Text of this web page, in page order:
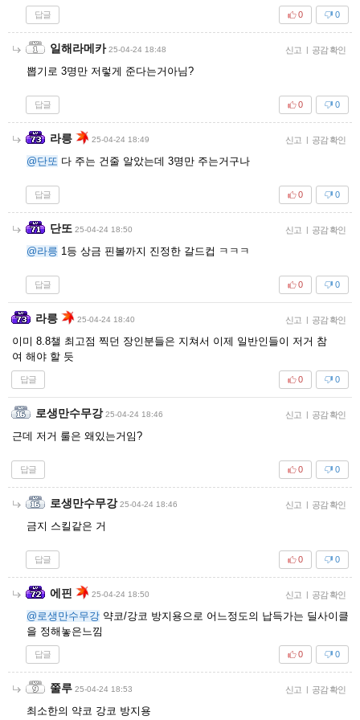
답글 0
0
일해라메카 25-04-24 18:48 신고 | 공감 확인
뽑기로 3명만 저렇게 준다는거아님?
답글 0
0
라릉 25-04-24 18:49 신고 | 공감 확인
@단또 다 주는 건줄 알았는데 3명만 주는거구나
답글 0
0
단또 25-04-24 18:50 신고 | 공감 확인
@라릉 1등 상금 핀볼까지 진정한 갈드컵 ㅋㅋㅋ
답글 0
0
라릉 25-04-24 18:40 신고 | 공감 확인
이미 8.8챌 최고점 찍던 장인분들은 지쳐서 이제 일반인들이 저거 참
여 해야 할 듯
답글 0
0
로생만수무강 25-04-24 18:46 신고 | 공감 확인
근데 저거 룰은 왜있는거임?
답글 0
0
로생만수무강 25-04-24 18:46 신고 | 공감 확인
금지 스킬같은 거
답글 0
0
에핀 25-04-24 18:50 신고 | 공감 확인
@로생만수무강 약코/강코 방지용으로 어느정도의 납득가는 딜사이클
을 정해놓은느낌
답글 0
0
쭐루 25-04-24 18:53 신고 | 공감 확인
최소한의 약코 강코 방지용